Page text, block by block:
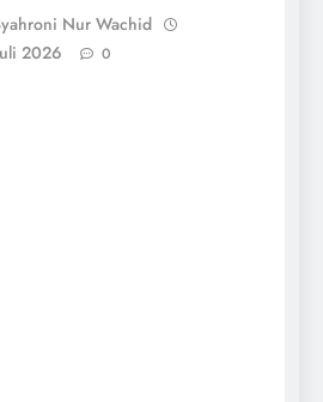
Nur Wachid
2026
0